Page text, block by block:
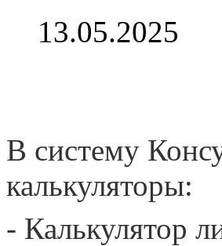
13.05.2025
В систему
калькуляторы:
- Калькулятор